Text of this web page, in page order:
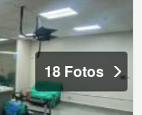
18 Fotos